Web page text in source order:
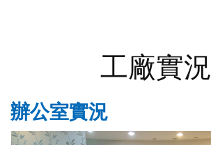
工廠實況
辦公室實況